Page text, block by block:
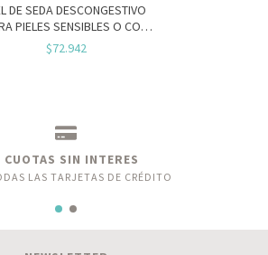
DE SEDA DESCONGESTIVO
PIELES SENSIBLES O CON
ROSÁCEA.
$72.942
CUOTAS SIN INTERES
LAS TARJETAS DE CRÉDITO